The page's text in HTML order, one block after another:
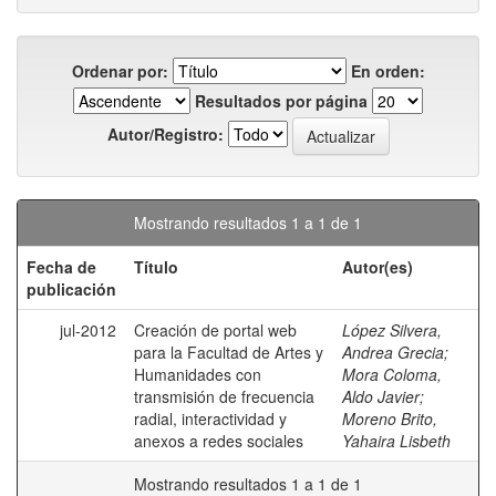
Ordenar por:
En orden:
Resultados por página
Autor/Registro:
Mostrando resultados 1 a 1 de 1
Fecha de
publicación
Título Autor(es)
jul-2012
Creación de portal web
para la Facultad de Artes y
Humanidades con
transmisión de frecuencia
radial, interactividad y
anexos a redes sociales
López Silvera,
Andrea Grecia;
Mora Coloma,
Aldo Javier;
Moreno Brito,
Yahaira Lisbeth
Mostrando resultados 1 a 1 de 1